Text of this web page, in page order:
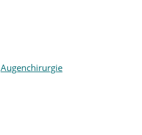
Augenchirurgie